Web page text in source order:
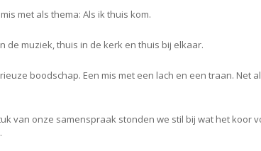
met als thema: Als ik thuis kom.
de muziek, thuis in de kerk en thuis bij elkaar.
boodschap. Een mis met een lach en een traan. Net
van onze samenspraak stonden we stil bij wat het koor